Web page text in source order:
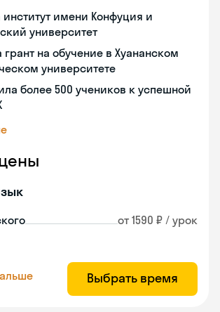
институт имени Конфуция и
университет
на обучение в Хуананском
университете
более 500 учеников к успешной
от 1590 ₽ / урок
Выбрать время